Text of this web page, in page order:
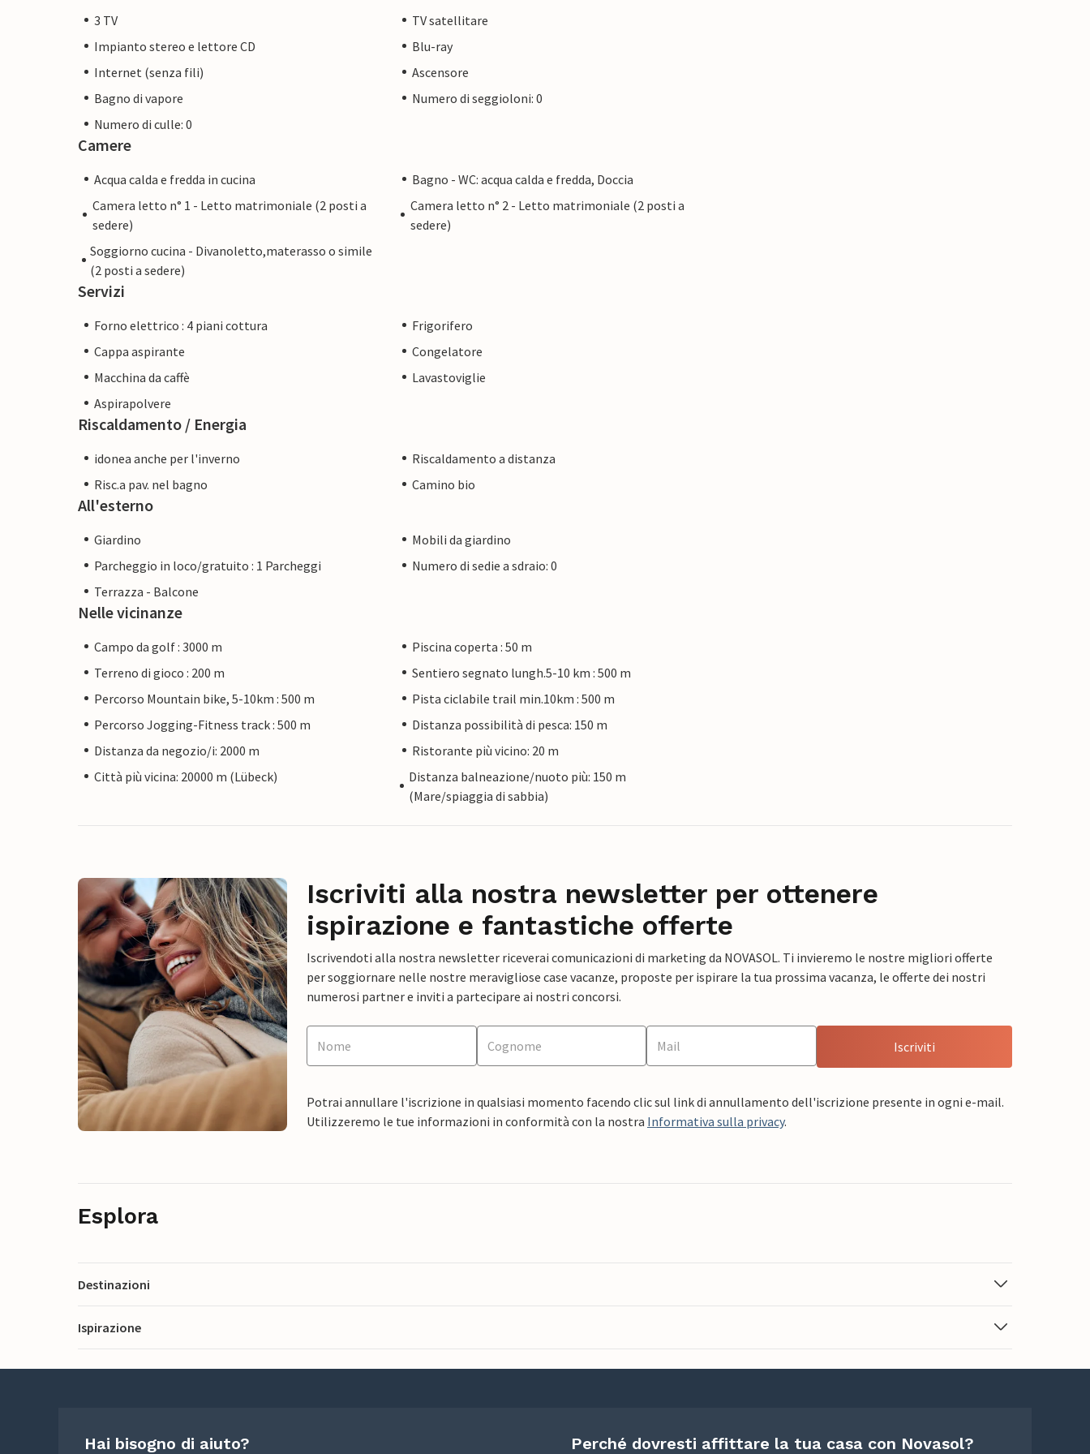
un'escursione.
In occasione della Settimana Travemünde, il lungomare di fronte all'High End si
trasforma una volta all'anno (verso la fine di luglio) in un grande festival per famiglie con
vela, gastronomia e un programma teatrale. Come ospiti dell'High End, vi troverete
proprio al centro dell'azione e potrete godervi il festival tradizionale proprio davanti alla
vostra porta di casa.
Il noleggio non prevede l'utilizzo di oggetti decorativi come fiori/candele/frutta che
possono essere esposti.
3 TV
TV satellitare
Impianto stereo e lettore CD
Blu-ray
Internet (senza fili)
Ascensore
Bagno di vapore
Numero di seggioloni: 0
Numero di culle: 0
Camere
Acqua calda e fredda in cucina
Bagno - WC: acqua calda e fredda, Doccia
Camera letto n° 1 - Letto matrimoniale (2 posti a
sedere)
Camera letto n° 2 - Letto matrimoniale (2 posti a
sedere)
Soggiorno cucina - Divanoletto,materasso o simile
(2 posti a sedere)
Servizi
Forno elettrico : 4 piani cottura
Frigorifero
Cappa aspirante
Congelatore
Macchina da caffè
Lavastoviglie
Aspirapolvere
Riscaldamento / Energia
idonea anche per l'inverno
Riscaldamento a distanza
Risc.a pav. nel bagno
Camino bio
All'esterno
Giardino
Mobili da giardino
Parcheggio in loco/gratuito : 1 Parcheggi
Numero di sedie a sdraio: 0
Terrazza - Balcone
Nelle vicinanze
Campo da golf : 3000 m
Piscina coperta : 50 m
Terreno di gioco : 200 m
Sentiero segnato lungh.5-10 km : 500 m
Percorso Mountain bike, 5-10km : 500 m
Pista ciclabile trail min.10km : 500 m
Percorso Jogging-Fitness track : 500 m
Distanza possibilità di pesca: 150 m
Distanza da negozio/i: 2000 m
Ristorante più vicino: 20 m
Città più vicina: 20000 m (Lübeck)
Distanza balneazione/nuoto più: 150 m
(Mare/spiaggia di sabbia)
Iscriviti alla nostra newsletter per ottenere
ispirazione e fantastiche offerte
Iscrivendoti alla nostra newsletter riceverai comunicazioni di marketing da NOVASOL. Ti invieremo le nostre migliori offerte
per soggiornare nelle nostre meravigliose case vacanze, proposte per ispirare la tua prossima vacanza, le offerte dei nostri
numerosi partner e inviti a partecipare ai nostri concorsi.
Iscriviti
Potrai annullare l'iscrizione in qualsiasi momento facendo clic sul link di annullamento dell'iscrizione presente in ogni e-mail.
Utilizzeremo le tue informazioni in conformità con la nostra Informativa sulla privacy.
Esplora
Destinazioni
Ispirazione
Hai bisogno di aiuto? Perché dovresti affittare la tua casa con Novasol?